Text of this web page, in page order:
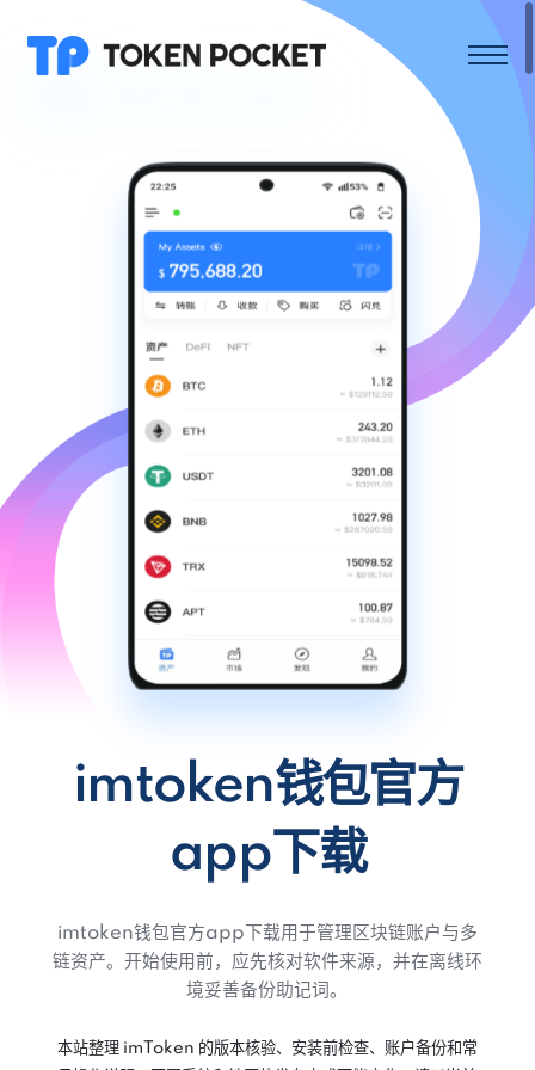
imtoken钱包官方
app下载
imtoken钱包官方app下载用于管理区块链账户与多
链资产。开始使用前，应先核对软件来源，并在离线环
境妥善备份助记词。
本站整理 imToken 的版本核验、安装前检查、账户备份和常